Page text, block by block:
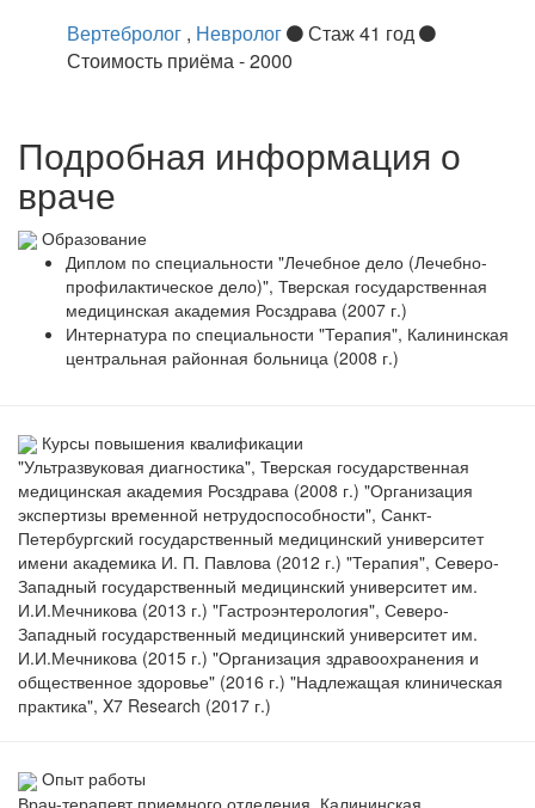
Вертебролог , Невролог
Стаж 41 год
Стоимость приёма - 2000
Подробная информация о
враче
Образование
Диплом по специальности "Лечебное дело (Лечебно-
профилактическое дело)", Тверская государственная
медицинская академия Росздрава (2007 г.)
Интернатура по специальности "Терапия", Калининская
центральная районная больница (2008 г.)
Курсы повышения квалификации
"Ультразвуковая диагностика", Тверская государственная
медицинская академия Росздрава (2008 г.) "Организация
экспертизы временной нетрудоспособности", Санкт-
Петербургский государственный медицинский университет
имени академика И. П. Павлова (2012 г.) "Терапия", Северо-
Западный государственный медицинский университет им.
И.И.Мечникова (2013 г.) "Гастроэнтерология", Северо-
Западный государственный медицинский университет им.
И.И.Мечникова (2015 г.) "Организация здравоохранения и
общественное здоровье" (2016 г.) "Надлежащая клиническая
практика", X7 Research (2017 г.)
Опыт работы
Врач-терапевт приемного отделения, Калининская